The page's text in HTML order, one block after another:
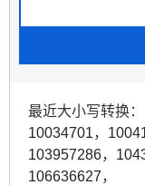
最近大小写转换：
10034701，
103957286，
106636627，